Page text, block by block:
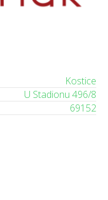
Kostice
U Stadionu 496/8
69152